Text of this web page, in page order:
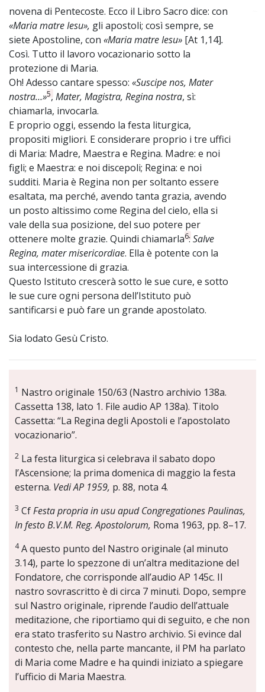
novena di Pentecoste. Ecco il Libro Sacro dice: con
«Maria matre Iesu», gli apostoli; così sempre, se
siete Apostoline, con «Maria matre Iesu» [At 1,14].
Così. Tutto il lavoro vocazionario sotto la
protezione di Maria.
Oh! Adesso cantare spesso: «Suscipe nos, Mater
nostra…»5, Mater, Magistra, Regina nostra, sì:
chiamarla, invocarla.
E proprio oggi, essendo la festa liturgica,
propositi migliori. E considerare proprio i tre uffici
di Maria: Madre, Maestra e Regina. Madre: e noi
figli; e Maestra: e noi discepoli; Regina: e noi
sudditi. Maria è Regina non per soltanto essere
esaltata, ma perché, avendo tanta grazia, avendo
un posto altissimo come Regina del cielo, ella si
vale della sua posizione, del suo potere per
ottenere molte grazie. Quindi chiamarla6:Salve
Regina, mater misericordiae. Ella è potente con la
sua intercessione di grazia.
Questo Istituto crescerà sotto le sue cure, e sotto
le sue cure ogni persona dell’Istituto può
santificarsi e può fare un grande apostolato.
Sia lodato Gesù Cristo.
1 Nastro originale 150/63 (Nastro archivio 138a.
Cassetta 138, lato 1. File audio AP 138a). Titolo
Cassetta: “La Regina degli Apostoli e l’apostolato
vocazionario”.
2 La festa liturgica si celebrava il sabato dopo
l’Ascensione; la prima domenica di maggio la festa
esterna. Vedi AP 1959, p. 88, nota 4.
3 CfFesta propria in usu apud Congregationes Paulinas,
In festo B.V.M. Reg. Apostolorum, Roma 1963, pp. 8–17.
4A questo punto del Nastro originale (al minuto
3.14), parte lo spezzone di un’altra meditazione del
Fondatore, che corrisponde all’audio AP 145c. Il
nastro sovrascritto è di circa 7 minuti. Dopo, sempre
sul Nastro originale, riprende l’audio dell’attuale
meditazione, che riportiamo qui di seguito, e che non
era stato trasferito su Nastro archivio. Si evince dal
contesto che, nella parte mancante, il PM ha parlato
di Maria come Madre e ha quindi iniziato a spiegare
l’ufficio di Maria Maestra.